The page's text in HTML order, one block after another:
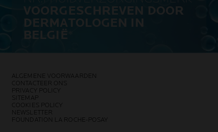
VOORGESCHREVEN DOOR
DERMATOLOGEN IN
BELGIË
ALGEMENE VOORWAARDEN
CONTACTEER ONS
PRIVACY POLICY
SITEMAP
COOKIES POLICY
NEWSLETTER
FOUNDATION LA ROCHE-POSAY